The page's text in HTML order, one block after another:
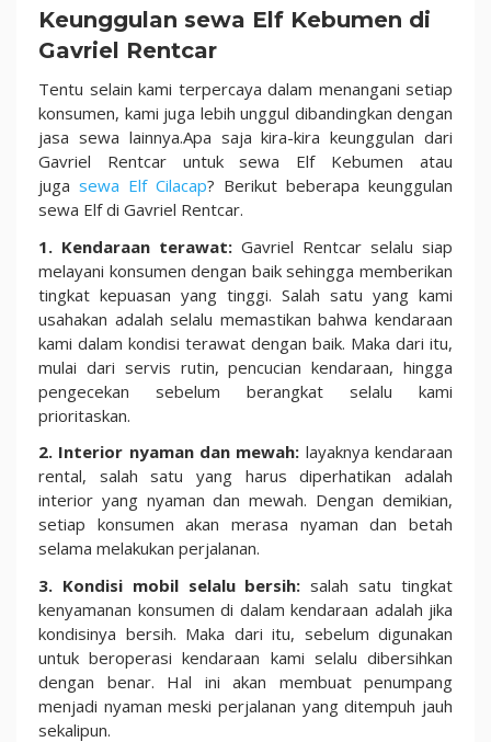
Keunggulan sewa Elf Kebumen di
Gavriel Rentcar
Tentu selain kami terpercaya dalam menangani setiap
konsumen, kami juga lebih unggul dibandingkan dengan
jasa sewa lainnya.Apa saja kira-kira keunggulan dari
Gavriel Rentcar untuk sewa Elf Kebumen atau
juga sewa Elf Cilacap? Berikut beberapa keunggulan
sewa Elf di Gavriel Rentcar.
1. Kendaraan terawat: Gavriel Rentcar selalu siap
melayani konsumen dengan baik sehingga memberikan
tingkat kepuasan yang tinggi. Salah satu yang kami
usahakan adalah selalu memastikan bahwa kendaraan
kami dalam kondisi terawat dengan baik. Maka dari itu,
mulai dari servis rutin, pencucian kendaraan, hingga
pengecekan sebelum berangkat selalu kami
prioritaskan.
2. Interior nyaman dan mewah: layaknya kendaraan
rental, salah satu yang harus diperhatikan adalah
interior yang nyaman dan mewah. Dengan demikian,
setiap konsumen akan merasa nyaman dan betah
selama melakukan perjalanan.
3. Kondisi mobil selalu bersih:salah satu tingkat
kenyamanan konsumen di dalam kendaraan adalah jika
kondisinya bersih. Maka dari itu, sebelum digunakan
untuk beroperasi kendaraan kami selalu dibersihkan
dengan benar. Hal ini akan membuat penumpang
menjadi nyaman meski perjalanan yang ditempuh jauh
sekalipun.